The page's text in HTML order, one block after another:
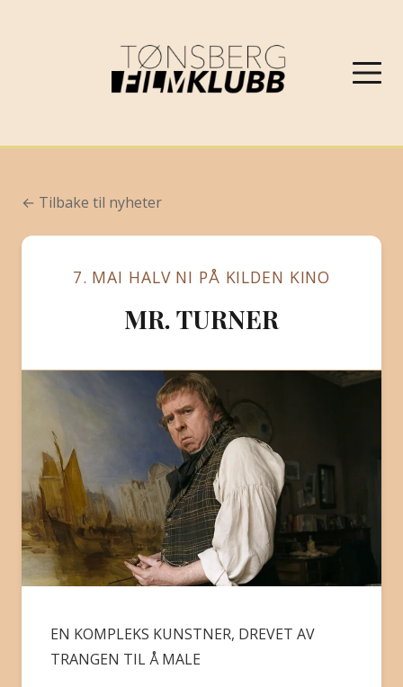
VÅRPROGRAM 2026
OM FILMKLUBBEN
PROGRAMARKIV
BLI MEDLEM
← Tilbake til nyheter
7. MAI HALV NI PÅ KILDEN KINO
MR. TURNER
EN KOMPLEKS KUNSTNER, DREVET AV
TRANGEN TIL Å MALE